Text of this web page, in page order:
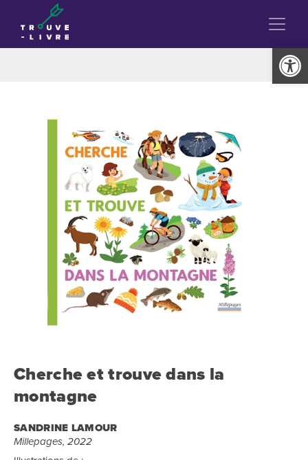
Ouvrir
Cherche et trouve dans la
montagne
SANDRINE LAMOUR
Millepages, 2022